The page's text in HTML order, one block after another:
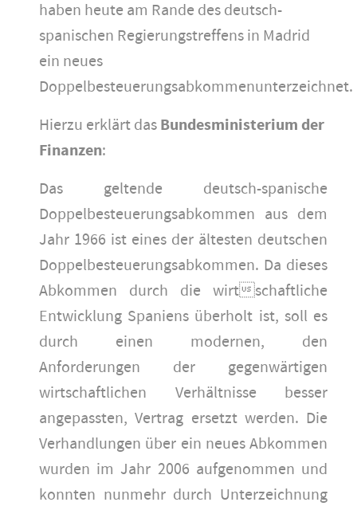
haben heute am Rande des deutsch-
spanischen Regierungstreffens in Madrid
ein neues
Doppelbesteuerungsabkommenunterzeichnet.
Hierzu erklärt das Bundesministerium der
Finanzen:
Das geltende deutsch-spanische
Doppelbesteuerungsabkommen aus dem
Jahr 1966 ist eines der ältesten deutschen
Doppelbesteuerungsabkommen. Da dieses
Abkommen durch die wirtschaftliche
Entwicklung Spaniens überholt ist, soll es
durch einen modernen, den
Anforderungen der gegenwärtigen
wirtschaftlichen Verhältnisse besser
angepassten, Vertrag ersetzt werden. Die
Verhandlungen über ein neues Abkommen
wurden im Jahr 2006 aufgenommen und
konnten nunmehr durch Unterzeichnung